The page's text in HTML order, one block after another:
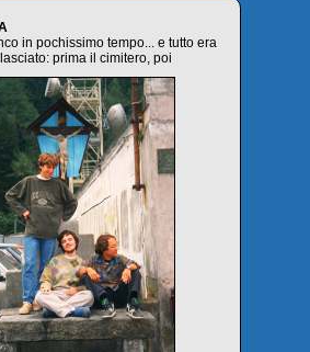
in pochissimo tempo... e tutto era
prima il cimitero, poi